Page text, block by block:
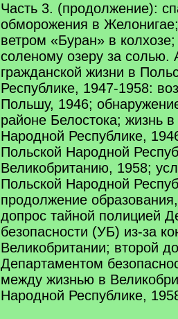
Часть 3. (продолжение):
обморожения в
ветром «Буран» в
соленому озеру за солью.
гражданской жизни в
Республике, 1947-1958:
Польшу, 1946;
районе Белостока; жизнь
Народной Республике,
Польской Народной
Великобританию, 1958;
Польской Народной
продолжение
допрос тайной полицией
безопасности (УБ) из-за
Великобритании; второй
Департаментом
между жизнью в
Народной Республике,